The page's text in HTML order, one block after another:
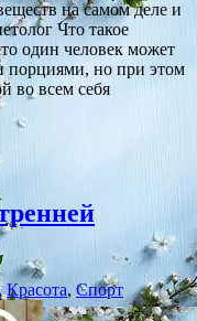
на самом деле и
Что такое
один человек может
порциями, но при этом
во всем себя
Красота, Спорт